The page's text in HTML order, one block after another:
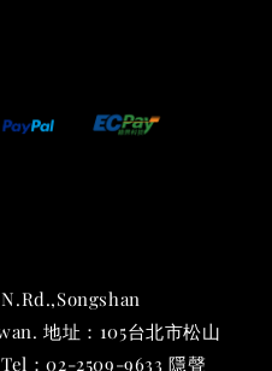
地址：105台北市松山
：02-2509-9633 隱聲